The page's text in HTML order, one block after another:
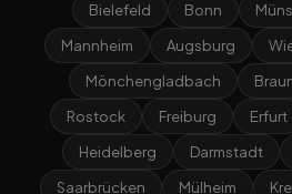
Bielefeld
Bonn
Mannheim
Augsburg
Mönchengladbach
Rostock
Freiburg Erfurt
Heidelberg
Darmstadt
Saarbrücken
Mülheim